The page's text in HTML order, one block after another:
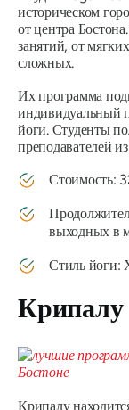
историческом
от центра
занятий, от
сложных.
Их программа
индивидуальный
йоги. Студенты
преподавателей
Стоимость:
выходных в
Стиль йоги:
Крипалу
Крипалу